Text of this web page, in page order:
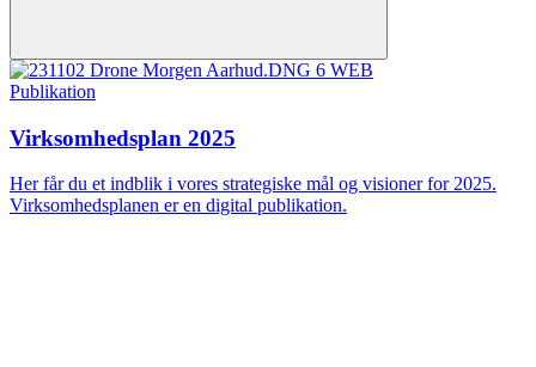
Publikation
Virksomhedsplan 2025
Her får du et indblik i vores strategiske mål og visioner for 2025.
Virksomhedsplanen er en digital publikation.